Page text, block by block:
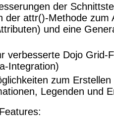
der
der attr()-Methode zum
und eine
verbesserte Dojo Grid-
Integration)
zum
Legenden und